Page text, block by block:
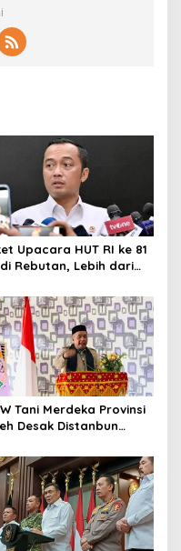
Upacara HUT RI ke 81
Rebutan, Lebih dari
Sehari
Tani Merdeka Provinsi
Desak Distanbun
Lahan
Pascabanjir